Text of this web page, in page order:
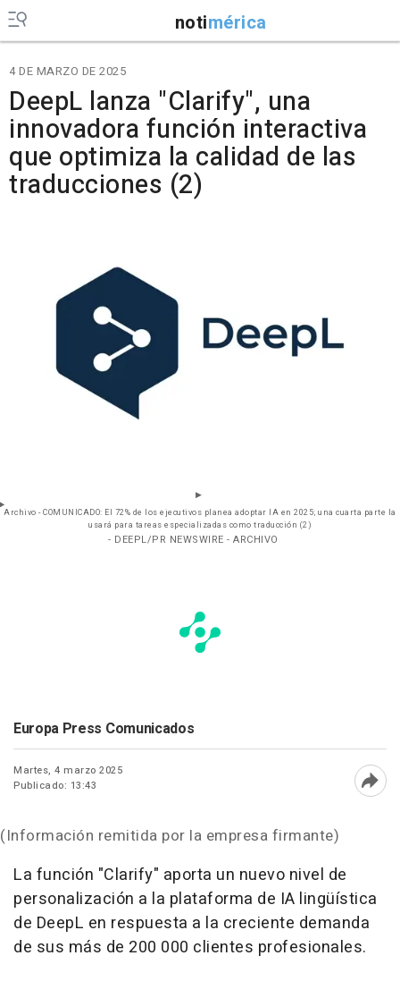
notimérica
4 DE MARZO DE 2025
DeepL lanza "Clarify", una
innovadora función interactiva
que optimiza la calidad de las
traducciones (2)
Archivo - COMUNICADO: El 72% de los ejecutivos planea adoptar IA en 2025; una cuarta parte la
usará para tareas especializadas como traducción (2)
- DEEPL/PR NEWSWIRE - ARCHIVO
Europa Press Comunicados
Martes, 4 marzo 2025
Publicado: 13:43
(Información remitida por la empresa firmante)
La función "Clarify" aporta un nuevo nivel de
personalización a la plataforma de IA lingüística
de DeepL en respuesta a la creciente demanda
de sus más de 200 000 clientes profesionales.